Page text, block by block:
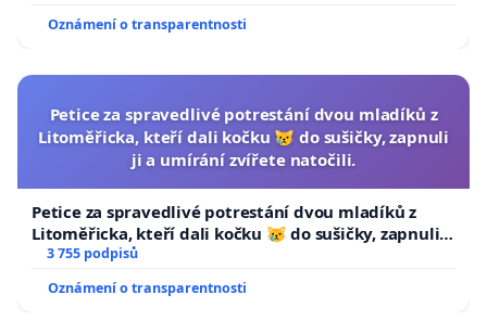
Oznámení o transparentnosti
Petice za spravedlivé potrestání dvou mladíků z
Litoměřicka, kteří dali kočku 😿 do sušičky, zapnuli
ji a umírání zvířete natočili.
Petice za spravedlivé potrestání dvou mladíků z
Litoměřicka, kteří dali kočku 😿 do sušičky, zapnuli ji
a umírání zvířete natočili.
3 755 podpisů
Oznámení o transparentnosti